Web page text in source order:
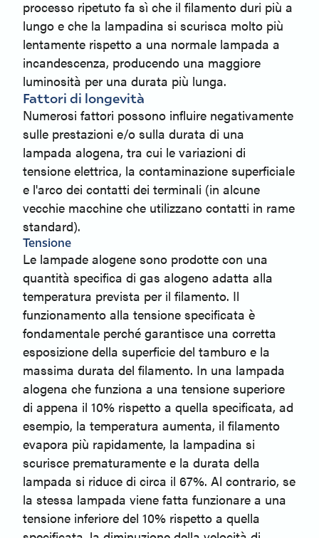
processo ripetuto fa sì che il filamento duri più a
lungo e che la lampadina si scurisca molto più
lentamente rispetto a una normale lampada a
incandescenza, producendo una maggiore
luminosità per una durata più lunga.
Fattori di longevità
Numerosi fattori possono influire negativamente
sulle prestazioni e/o sulla durata di una
lampada alogena, tra cui le variazioni di
tensione elettrica, la contaminazione superficiale
e l'arco dei contatti dei terminali (in alcune
vecchie macchine che utilizzano contatti in rame
standard).
Tensione
Le lampade alogene sono prodotte con una
quantità specifica di gas alogeno adatta alla
temperatura prevista per il filamento. Il
funzionamento alla tensione specificata è
fondamentale perché garantisce una corretta
esposizione della superficie del tamburo e la
massima durata del filamento. In una lampada
alogena che funziona a una tensione superiore
di appena il 10% rispetto a quella specificata, ad
esempio, la temperatura aumenta, il filamento
evapora più rapidamente, la lampadina si
scurisce prematuramente e la durata della
lampada si riduce di circa il 67%. Al contrario, se
la stessa lampada viene fatta funzionare a una
tensione inferiore del 10% rispetto a quella